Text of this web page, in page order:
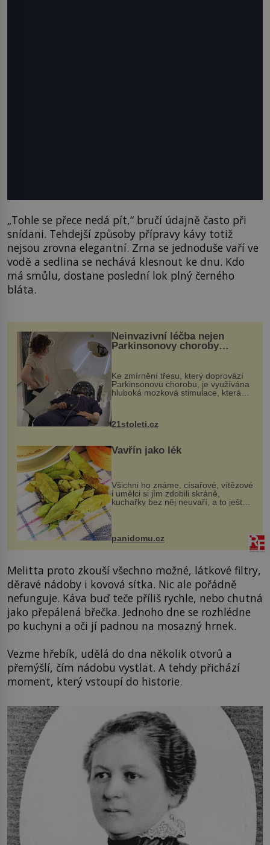
„Tohle se přece nedá pít,“ bručí údajně často při
snídani. Tehdejší způsoby přípravy kávy totiž
nejsou zrovna elegantní. Zrna se jednoduše vaří ve
vodě a sedlina se nechává klesnout ke dnu. Kdo
má smůlu, dostane poslední lok plný černého
bláta.
Neinvazivní léčba nejen
Parkinsonovy choroby
Ke zmírnění třesu, který doprovází
Parkinsonovu chorobu, je využívána
hluboká mozková stimulace, která
však vyžaduje vysoce invazivní
zákrok. Ultrazvuk zase není vhodný
k dostatečně přesnému zacílení ...
21stoleti.cz
Vavřín jako lék
Všichni ho známe, císařové, vítězové
i umělci si jím zdobili skráně,
kuchařky bez něj neuvaří, a to ještě
nevíte, že bobkový list může výrazně
zmírnit některé naše neduhy.
Obsahuje v malém množství ně...
panidomu.cz
Melitta proto zkouší všechno možné, látkové filtry,
děravé nádoby i kovová sítka. Nic ale pořádně
nefunguje. Káva buď teče příliš rychle, nebo chutná
jako přepálená břečka. Jednoho dne se rozhlédne
po kuchyni a oči jí padnou na mosazný hrnek.
Vezme hřebík, udělá do dna několik otvorů a
přemýšlí, čím nádobu vystlat. A tehdy přichází
moment, který vstoupí do historie.